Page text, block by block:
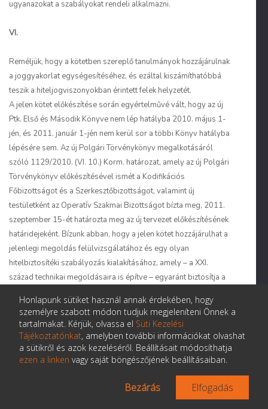
ugyanazokat a szabályokat rendeli alkalmazni.
VI.
Reméljük, hogy a kötetben szereplő tanulmányok hozzájárulnak
a joggyakorlat egységesítéséhez, és ezáltal kiszámíthatóbbá
teszik a hiteljogviszonyokban érintett felek helyzetét.
A jelen kötet előkészítése során egyértelművé vált, hogy az új
Ptk. Első és Második Könyve nem lép hatályba 2010. május 1-
jén, és 2011. január 1-jén nem kerül sor a többi Könyv hatályba
lépésére sem. Az új Polgári Törvénykönyv megalkotásáról
szóló 1129/2010. (VI. 10.) Korm. határozat, amely az új Polgári
Törvénykönyv előkészítésével ismét a Kodifikációs
Főbizottságot és a Szerkesztőbizottságot, valamint új
testületként az Operatív Szakmai Bizottságot bízta meg, 2011.
szeptember 15-ét határozta meg az új tervezet előkészítésének
határidejeként. Bízunk abban, hogy a jelen kötet hozzájárulhat a
jelenlegi megoldás felülvizsgálatához és egy olyan
hitelbiztosítéki szabályozás kialakításához, amely – a XXI.
század technikai megoldásaira is építve – egyaránt biztosítja a
az adós jogos tulajdonosi érdekeinek a megfelelő védelmét,
valamint valamennyi érdekelt fél számára a jogbiztonságot és
átláthatóságot.
Budapest, 2010. július 15.
Honlapunk sütiket használ annak érdekében, hogy
személyre szabott módon tudjuk megjeleníteni Önnek a
tartalmakat. Kérjük, olvassa el Süti Kezelési
Tájékoztatónkat, amelyben további információkat olvashat
a sütikről és azok kezeléséről. Beállításait módosíthatja
ezen a linken vagy saját böngészőjének beállításaiban.
Bezárás Elfogadás